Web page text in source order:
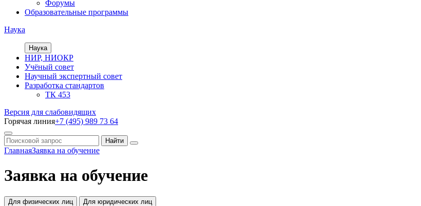
Форумы
Образовательные программы
Наука
Наука
НИР, НИОКР
Учёный совет
Научный экспертный совет
Разработка стандартов
ТК 453
Версия для слабовидящих
Горячая линия+7 (495) 989 73 64
ГлавнаяЗаявка на обучение
Заявка на обучение
Для физических лиц Для юридических лиц